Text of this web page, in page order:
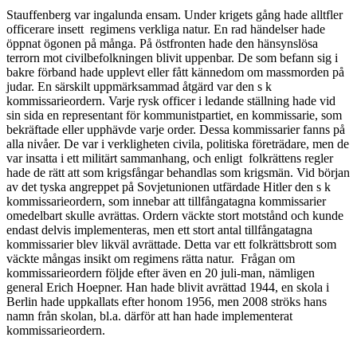
Stauffenberg var ingalunda ensam. Under krigets gång hade alltfler
officerare insett regimens verkliga natur. En rad händelser hade
öppnat ögonen på många. På östfronten hade den hänsynslösa
terrorn mot civilbefolkningen blivit uppenbar. De som befann sig i
bakre förband hade upplevt eller fått kännedom om massmorden på
judar. En särskilt uppmärksammad åtgärd var den s k
kommissarieordern. Varje rysk officer i ledande ställning hade vid
sin sida en representant för kommunistpartiet, en kommissarie, som
bekräftade eller upphävde varje order. Dessa kommissarier fanns på
alla nivåer. De var i verkligheten civila, politiska företrädare, men de
var insatta i ett militärt sammanhang, och enligt folkrättens regler
hade de rätt att som krigsfångar behandlas som krigsmän. Vid början
av det tyska angreppet på Sovjetunionen utfärdade Hitler den s k
kommissarieordern, som innebar att tillfångatagna kommissarier
omedelbart skulle avrättas. Ordern väckte stort motstånd och kunde
endast delvis implementeras, men ett stort antal tillfångatagna
kommissarier blev likväl avrättade. Detta var ett folkrättsbrott som
väckte mångas insikt om regimens rätta natur. Frågan om
kommissarieordern följde efter även en 20 juli-man, nämligen
general Erich Hoepner. Han hade blivit avrättad 1944, en skola i
Berlin hade uppkallats efter honom 1956, men 2008 ströks hans
namn från skolan, bl.a. därför att han hade implementerat
kommissarieordern.